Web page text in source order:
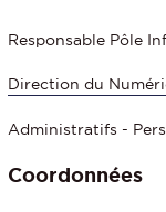
Responsable Pôle
Direction du
Administratifs -
Coordonnées